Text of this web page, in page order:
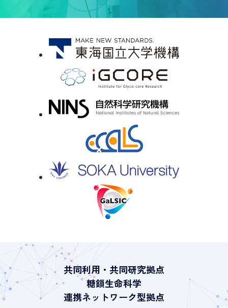
共同利用・共同研究拠点
糖鎖生命科学
連携ネットワーク型拠点